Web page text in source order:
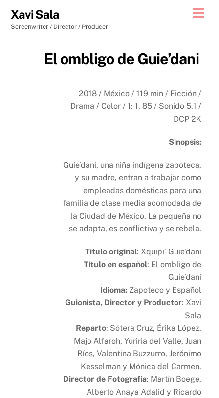
content
Xavi Sala
Screenwriter / Director / Producer
El ombligo de Guie’dani
2018 / México / 119 min / Ficción /
Drama / Color / 1: 1, 85 / Sonido 5.1 /
DCP 2K
Sinopsis:
Guie’dani, una niña indígena zapoteca,
y su madre, entran a trabajar como
empleadas domésticas para una
familia de clase media acomodada de
la Ciudad de México. La pequeña no
se adapta, es conflictiva y se rebela.
Título original: Xquipi’ Guie’dani
Título en español: El ombligo de
Guie’dani
Idioma: Zapoteco y Español
Guionista, Director y Productor: Xavi
Sala
Reparto: Sótera Cruz, Érika López,
Majo Alfaroh, Yuriria del Valle, Juan
Ríos, Valentina Buzzurro, Jerónimo
Kesselman y Mónica del Carmen.
Director de Fotografía: Martín Boege,
Alberto Anaya Adalid y Ricardo